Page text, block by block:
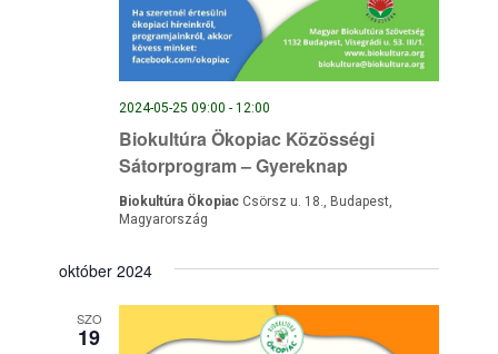
Biokultúra Ökopiac Közösségi
Sátorprogram – Gyereknap
2024-05-25 09:00 -12:00
Biokultúra Ökopiac Csörsz u. 18., Budapest,
Magyarország
október 2024
SZO
19